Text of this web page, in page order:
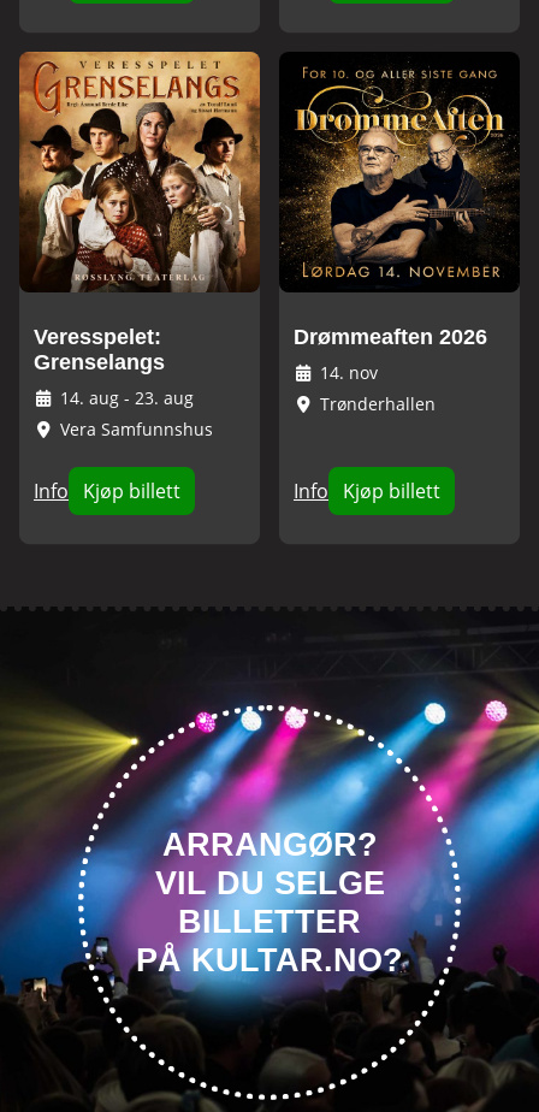
Veresspelet:
Grenselangs
14. aug - 23. aug
Vera Samfunnshus
Info Kjøp billett
Drømmeaften 2026
14. nov
Trønderhallen
Info Kjøp billett
ARRANGØR?
VIL DU SELGE
BILLETTER
PÅ KULTAR.NO?